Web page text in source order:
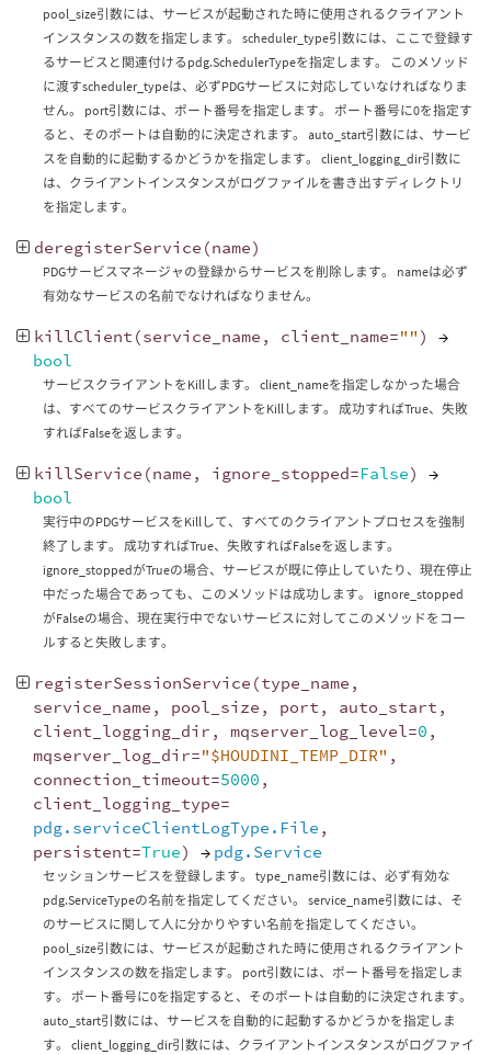
pool_size引数には、サービスが起動された時に使用されるクライアント
インスタンスの数を指定します。 scheduler_type引数には、ここで登録す
るサービスと関連付けるpdg.SchedulerTypeを指定します。 このメソッド
に渡すscheduler_typeは、必ずPDGサービスに対応していなければなりま
せん。 port引数には、ポート番号を指定します。 ポート番号に0を指定す
ると、そのポートは自動的に決定されます。 auto_start引数には、サービ
スを自動的に起動するかどうかを指定します。 client_logging_dir引数に
は、クライアントインスタンスがログファイルを書き出すディレクトリ
を指定します。
deregisterService (name)
PDGサービスマネージャの登録からサービスを削除します。 nameは必ず
有効なサービスの名前でなければなりません。
killClient (service_name , client_name="" )
→
bool
サービスクライアントをKillします。 client_nameを指定しなかった場合
は、すべてのサービスクライアントをKillします。 成功すればTrue、失敗
すればFalseを返します。
killService (name , ignore_stopped=False)
→
bool
実行中のPDGサービスをKillして、すべてのクライアントプロセスを強制
終了します。 成功すればTrue、失敗すればFalseを返します。
ignore_stoppedがTrueの場合、サービスが既に停止していたり、現在停止
中だった場合であっても、このメソッドは成功します。 ignore_stopped
がFalseの場合、現在実行中でないサービスに対してこのメソッドをコー
ルすると失敗します。
registerSessionService (type_name ,
service_name , pool_size , port , auto_start ,
client_logging_dir , mqserver_log_level=0 ,
mqserver_log_dir="$HOUDINI_TEMP_DIR" ,
connection_timeout=5000 ,
client_logging_type=
pdg.serviceClientLogType.File ,
persistent=True) → pdg.Service
セッションサービスを登録します。 type_name引数には、必ず有効な
pdg.ServiceTypeの名前を指定してください。 service_name引数には、そ
のサービスに関して人に分かりやすい名前を指定してください。
pool_size引数には、サービスが起動された時に使用されるクライアント
インスタンスの数を指定します。 port引数には、ポート番号を指定しま
す。 ポート番号に0を指定すると、そのポートは自動的に決定されます。
auto_start引数には、サービスを自動的に起動するかどうかを指定しま
す。 client_logging_dir引数には、クライアントインスタンスがログファイ